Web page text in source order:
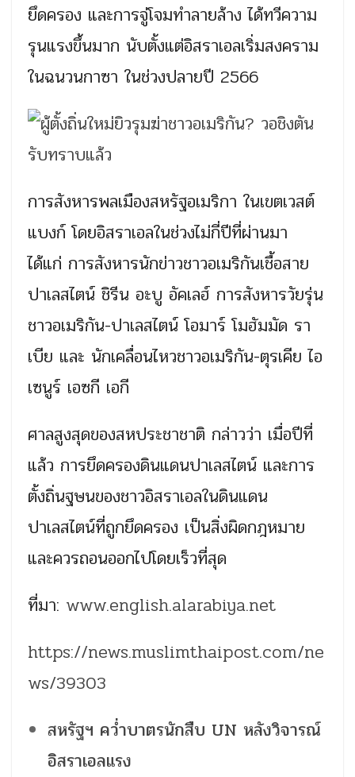
ยึดครอง และการจู่โจมทำลายล้าง ได้ทวีความ
รุนแรงขึ้นมาก นับตั้งแต่อิสราเอลเริ่มสงคราม
ในฉนวนกาซา ในช่วงปลายปี 2566
การสังหารพลเมืองสหรัฐอเมริกา ในเขตเวสต์
แบงก์ โดยอิสราเอลในช่วงไม่กี่ปีที่ผ่านมา
ได้แก่ การสังหารนักข่าวชาวอเมริกันเชื้อสาย
ปาเลสไตน์ ชิรีน อะบู อัคเลฮ์ การสังหารวัยรุ่น
ชาวอเมริกัน-ปาเลสไตน์ โอมาร์ โมฮัมมัด รา
เบีย และ นักเคลื่อนไหวชาวอเมริกัน-ตุรเคีย ไอ
เซนูร์ เอซกี เอกี
ศาลสูงสุดของสหประชาชาติ กล่าวว่า เมื่อปีที่
แล้ว การยึดครองดินแดนปาเลสไตน์ และการ
ตั้งถิ่นฐษนของชาวอิสราเอลในดินแดน
ปาเลสไตน์ที่ถูกยึดครอง เป็นสิ่งผิดกฎหมาย
และควรถอนออกไปโดยเร็วที่สุด
ที่มา: www.english.alarabiya.net
https://news.muslimthaipost.com/ne
ws/39303
สหรัฐฯ คว่ำบาตรนักสืบ UN หลังวิจารณ์
อิสราเอลแรง